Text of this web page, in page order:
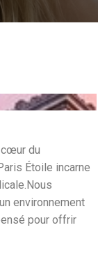
cœur du
Étoile incarne
environnement
pour offrir